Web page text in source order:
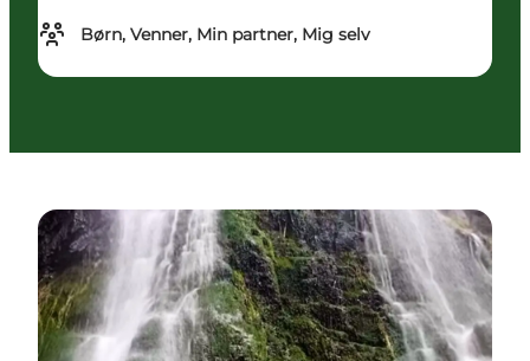
Børn, Venner, Min partner, Mig selv